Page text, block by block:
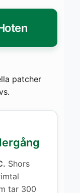
patcher
Shors
tar 300